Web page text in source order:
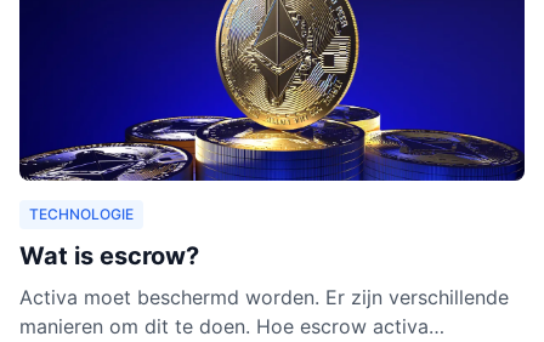
TECHNOLOGIE
Wat is escrow?
Activa moet beschermd worden. Er zijn verschillende
manieren om dit te doen. Hoe escrow activa